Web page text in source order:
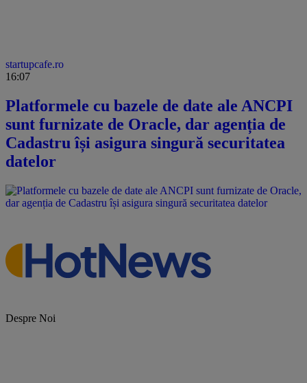
startupcafe.ro
16:07
Platformele cu bazele de date ale ANCPI
sunt furnizate de Oracle, dar agenția de
Cadastru își asigura singură securitatea
datelor
Despre Noi